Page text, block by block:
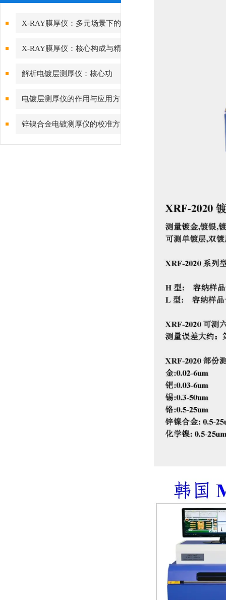
X-RAY膜厚仪：多元场景下的
精准检测边界
X-RAY膜厚仪：核心构成与精
密协作的科技密码
解析电镀层测厚仪：核心功
能、行业应用与技术亮点
电镀层测厚仪的作用与应用方
向分析
锌镍合金电镀测厚仪的校准方
法与重要性